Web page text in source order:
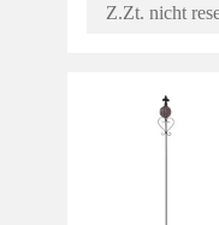
Z.Zt. nicht